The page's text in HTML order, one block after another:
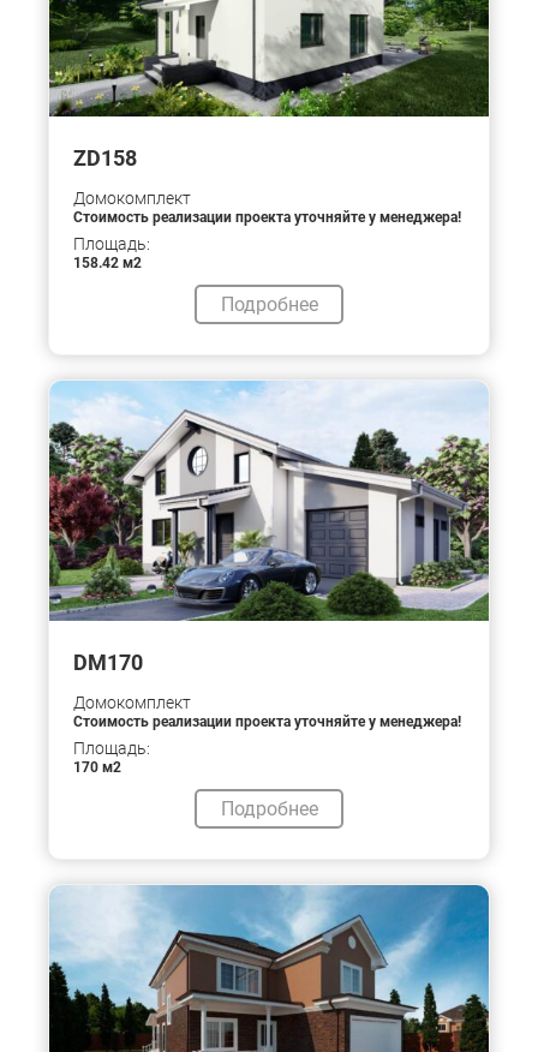
ZD158
Домокомплект
Стоимость реализации проекта уточняйте у менеджера!
Площадь:
158.42 м2
Подробнее
DM170
Домокомплект
Стоимость реализации проекта уточняйте у менеджера!
Площадь:
170 м2
Подробнее